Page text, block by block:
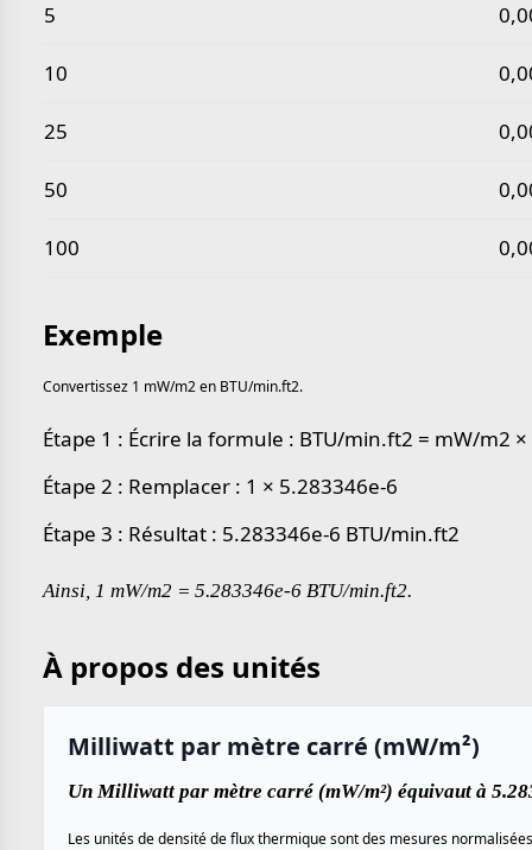
5
10
25
50
100
Exemple
Convertissez 1 mW/m2 en BTU/min.ft2.
Étape 1 : Écrire la formule : BTU/min.ft2 = mW/m2
Étape 2 : Remplacer : 1 × 5.283346e-6
Étape 3 : Résultat : 5.283346e-6 BTU/min.ft2
Ainsi, 1 mW/m2 = 5.283346e-6 BTU/min.ft2.
À propos des unités
Milliwatt par mètre carré (mW/m²)
Un Milliwatt par mètre carré (mW/m²) équivaut à
Les unités de densité de flux thermique sont des mesures